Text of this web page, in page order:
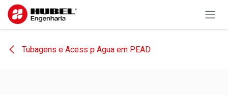
Pular para o conteúdo
Tubagens e Acess p Agua em PEAD